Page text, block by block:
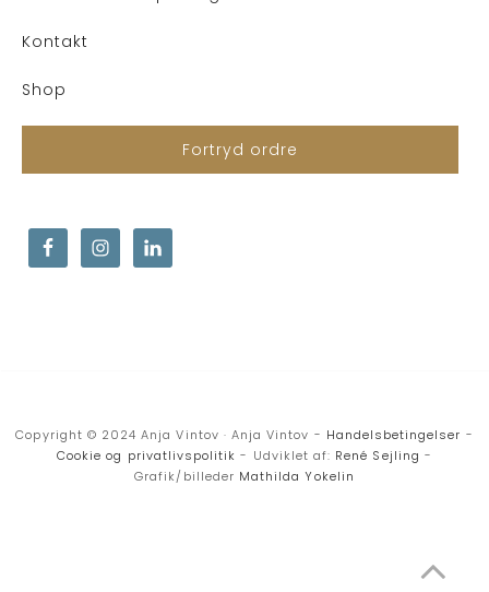
Kontakt
Shop
Fortryd ordre
Copyright © 2024 Anja Vintov · Anja Vintov - Handelsbetingelser -
Cookie og privatlivspolitik - Udviklet af: René Sejling -
Grafik/billeder Mathilda Yokelin